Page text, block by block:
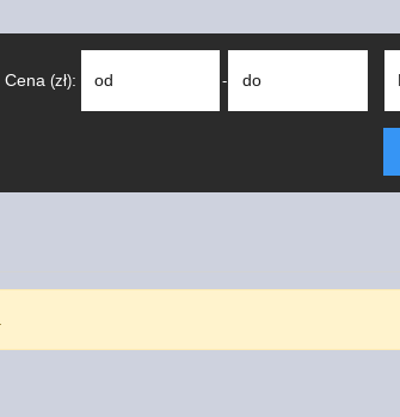
Cena (zł): od - do